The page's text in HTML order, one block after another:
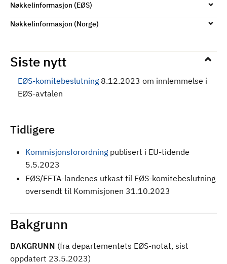
Nøkkelinformasjon (EØS)
Nøkkelinformasjon (Norge)
Siste nytt
EØS-komitebeslutning 8.12.2023 om innlemmelse i
EØS-avtalen
Tidligere
Kommisjonsforordning publisert i EU-tidende
5.5.2023
EØS/EFTA-landenes utkast til EØS-komitebeslutning
oversendt til Kommisjonen 31.10.2023
Bakgrunn
BAKGRUNN (fra departementets EØS-notat, sist
oppdatert 23.5.2023)